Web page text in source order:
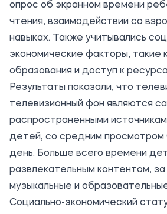
опрос об экранном времени
чтения, взаимодействии со
навыках. Также учитывались
экономические факторы, такие
образования и доступ к
Результаты показали, что
телевизионный фон являются
распространенными
детей, со средним просмотром
день. Больше всего времени
развлекательным контентом,
музыкальные и
Социально-экономический